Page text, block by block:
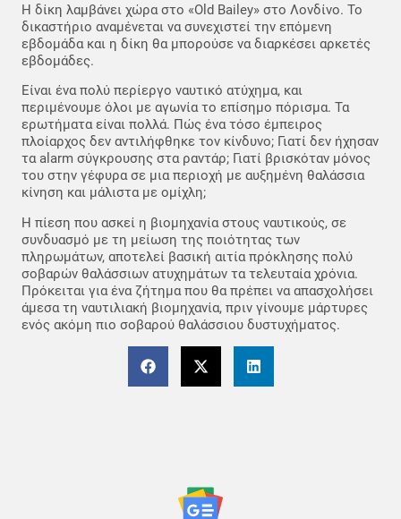
Η δίκη λαμβάνει χώρα στο «Old Bailey» στο Λονδίνο. Το
δικαστήριο αναμένεται να συνεχιστεί την επόμενη
εβδομάδα και η δίκη θα μπορούσε να διαρκέσει αρκετές
εβδομάδες.
Είναι ένα πολύ περίεργο ναυτικό ατύχημα, και
περιμένουμε όλοι με αγωνία το επίσημο πόρισμα. Τα
ερωτήματα είναι πολλά. Πώς ένα τόσο έμπειρος
πλοίαρχος δεν αντιλήφθηκε τον κίνδυνο; Γιατί δεν ήχησαν
τα alarm σύγκρουσης στα ραντάρ; Γιατί βρισκόταν μόνος
του στην γέφυρα σε μια περιοχή με αυξημένη θαλάσσια
κίνηση και μάλιστα με ομίχλη;
Η πίεση που ασκεί η βιομηχανία στους ναυτικούς, σε
συνδυασμό με τη μείωση της ποιότητας των
πληρωμάτων, αποτελεί βασική αιτία πρόκλησης πολύ
σοβαρών θαλάσσιων ατυχημάτων τα τελευταία χρόνια.
Πρόκειται για ένα ζήτημα που θα πρέπει να απασχολήσει
άμεσα τη ναυτιλιακή βιομηχανία, πριν γίνουμε μάρτυρες
ενός ακόμη πιο σοβαρού θαλάσσιου δυστυχήματος.